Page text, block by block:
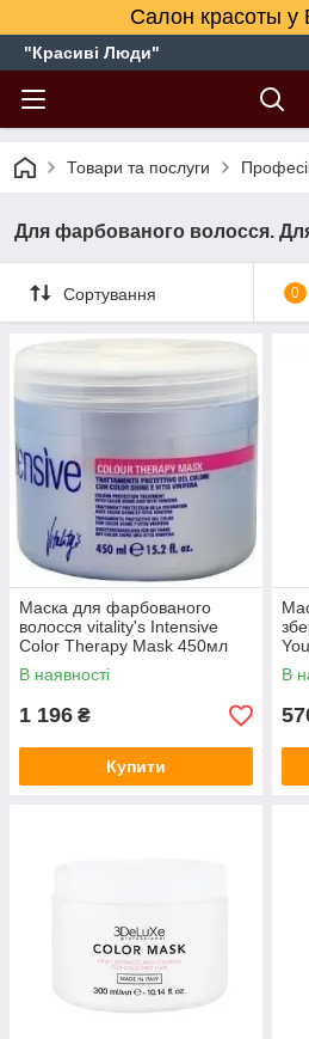
Салон красоты у
"Красиві Люди"
Товари та послуги
Для фарбованого волосся.
Сортування 0
Маска для фарбованого
волосся vitality's Intensive
Color Therapy Mask 450мл
В наявності
1 196 ₴
Купити
мл.
В